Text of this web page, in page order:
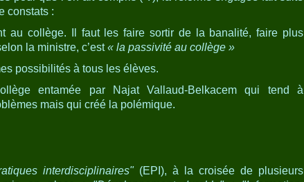
constats :
au collège. Il faut les faire sortir de la banalité, faire plus
la ministre, c’est« la passivité au collège »
possibilités à tous les élèves.
entamée par Najat Vallaud-Belkacem qui tend à
mais qui créé la polémique.
interdisciplinaires"(EPI), à la croisée de plusieurs